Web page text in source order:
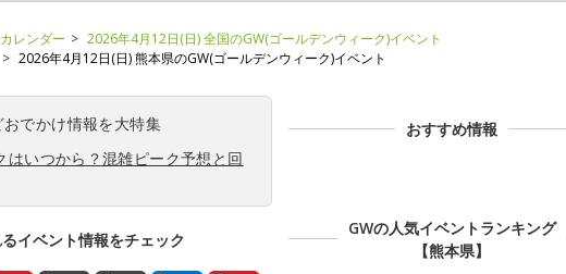
レンダー
2026年4月12日(日) 全国のGW(ゴールデンウィーク)イベント
2026年4月12日(日) 熊本県のGW(ゴールデンウィーク)イベント
おでかけ情報を大特集
はいつから？混雑ピーク予想と回
イベント情報をチェック
おすすめ情報
GWの人気イベントランキング
【熊本県】